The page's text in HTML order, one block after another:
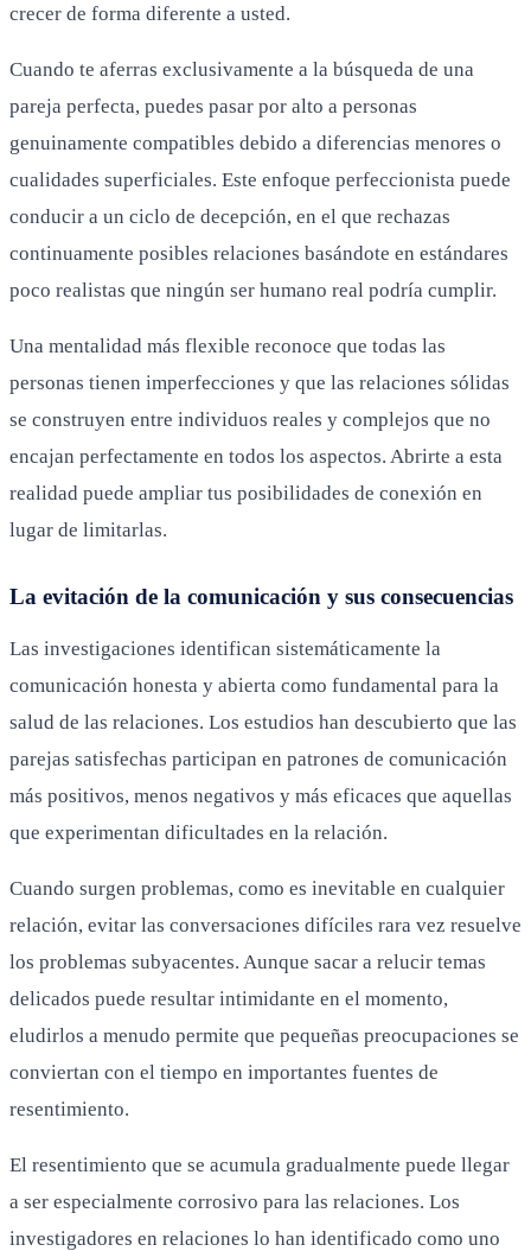
crecer de forma diferente a usted.
Cuando te aferras exclusivamente a la búsqueda de una
pareja perfecta, puedes pasar por alto a personas
genuinamente compatibles debido a diferencias menores o
cualidades superficiales. Este enfoque perfeccionista puede
conducir a un ciclo de decepción, en el que rechazas
continuamente posibles relaciones basándote en estándares
poco realistas que ningún ser humano real podría cumplir.
Una mentalidad más flexible reconoce que todas las
personas tienen imperfecciones y que las relaciones sólidas
se construyen entre individuos reales y complejos que no
encajan perfectamente en todos los aspectos. Abrirte a esta
realidad puede ampliar tus posibilidades de conexión en
lugar de limitarlas.
La evitación de la comunicación y sus consecuencias
Las investigaciones identifican sistemáticamente la
comunicación honesta y abierta como fundamental para la
salud de las relaciones. Los estudios han descubierto que las
parejas satisfechas participan en patrones de comunicación
más positivos, menos negativos y más eficaces que aquellas
que experimentan dificultades en la relación.
Cuando surgen problemas, como es inevitable en cualquier
relación, evitar las conversaciones difíciles rara vez resuelve
los problemas subyacentes. Aunque sacar a relucir temas
delicados puede resultar intimidante en el momento,
eludirlos a menudo permite que pequeñas preocupaciones se
conviertan con el tiempo en importantes fuentes de
resentimiento.
El resentimiento que se acumula gradualmente puede llegar
a ser especialmente corrosivo para las relaciones. Los
investigadores en relaciones lo han identificado como uno